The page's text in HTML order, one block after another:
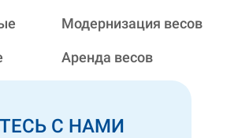
Модернизация весов
Аренда весов
С НАМИ